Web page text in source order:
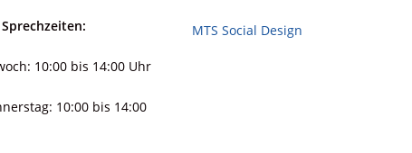
10:00 bis 14:00 Uhr
10:00 bis 14:00
MTS Social Design